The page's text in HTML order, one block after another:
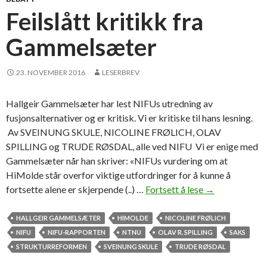
r
b
a
n
s
s
Feilslått kritikk fra
Gammelsæter
23. NOVEMBER 2016 LESERBREV
Hallgeir Gammelsæter har lest NIFUs utredning av
fusjonsalternativer og er kritisk. Vi er kritiske til hans lesning.
Av SVEINUNG SKULE, NICOLINE FRØLICH, OLAV
SPILLING og TRUDE RØSDAL, alle ved NIFU Vi er enige med
Gammelsæter når han skriver: «NIFUs vurdering om at
HiMolde står overfor viktige utfordringer for å kunne å
fortsette alene er skjerpende (..) … Fortsett å lese F
i
l
s
→
HALLGEIR GAMMELSÆTER HIMOLDE
NICOLINE FRØLICH
NIFU
NIFU-RAPPORTEN NTNU OLAV R. SPILLING
SAKS
STRUKTURREFORMEN
SVEINUNG SKULE TRUDE RØSDAL